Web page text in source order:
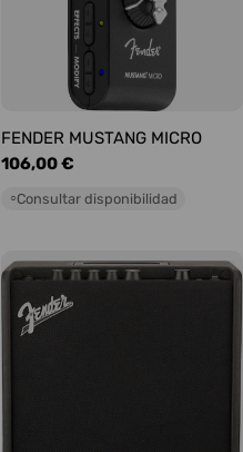
FENDER MUSTANG MICRO
Precio
106,00 €
○Consultar disponibilidad